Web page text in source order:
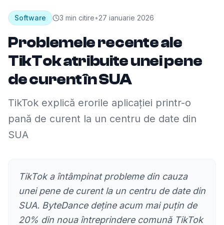
Software 3 min citire•27 ianuarie 2026
Problemele recente ale
TikTok atribuite unei pene
de curent în SUA
TikTok explică erorile aplicației printr-o
pană de curent la un centru de date din
SUA
TikTok a întâmpinat probleme din cauza
unei pene de curent la un centru de date din
SUA. ByteDance deține acum mai puțin de
20% din noua întreprindere comună TikTok